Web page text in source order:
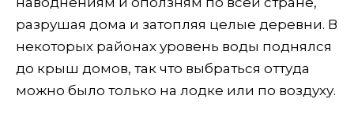
разрушая дома и затопляя целые деревни. В
некоторых районах уровень воды поднялся
до крыш домов, так что выбраться оттуда
можно было только на лодке или по воздуху.